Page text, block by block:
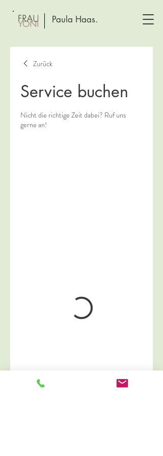
Paula Haas.
Zurück
Service buchen
Nicht die richtige Zeit dabei? Ruf uns
gerne an!